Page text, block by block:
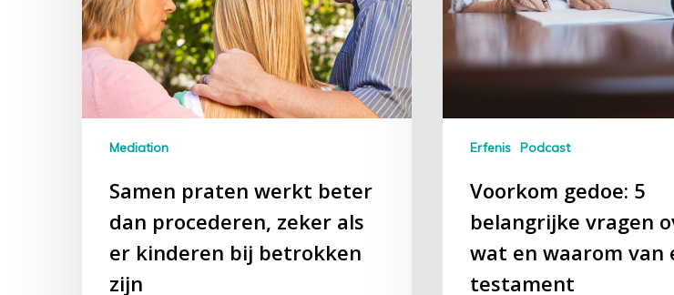
Mediation
Samen praten werkt beter
dan procederen, zeker als
er kinderen bij betrokken
zijn
Erfenis Podcast
Voorkom gedoe: 5
belangrijke vragen
wat en waarom van
testament